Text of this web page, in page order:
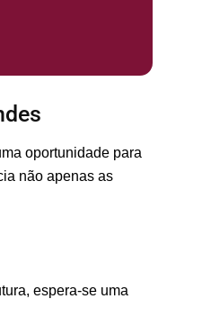
oportunidade para
não apenas as
espera-se uma